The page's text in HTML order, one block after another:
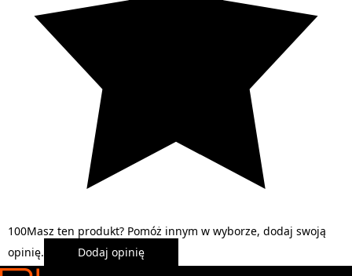
100Masz ten produkt? Pomóż innym w wyborze, dodaj swoją
opinię.
Dodaj opinię